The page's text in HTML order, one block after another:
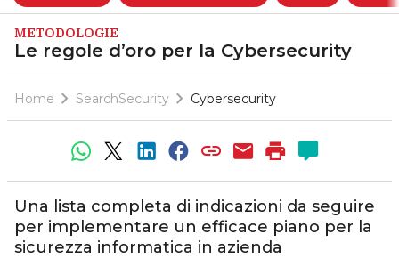
METODOLOGIE
Le regole d’oro per la Cybersecurity
Home SearchSecurity Cybersecurity
Una lista completa di indicazioni da seguire
per implementare un efficace piano per la
sicurezza informatica in azienda